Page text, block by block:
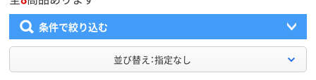
条件で絞り込む
並び替え：指定なし